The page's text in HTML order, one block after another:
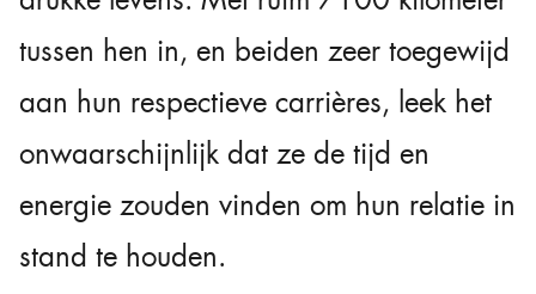
tussen hen in, en beiden zeer toegewijd
aan hun respectieve carrières, leek het
onwaarschijnlijk dat ze de tijd en
energie zouden vinden om hun relatie in
stand te houden.